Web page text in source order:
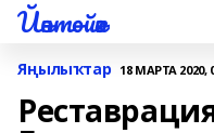
Йәнтөйәк
Яңылыҡтар 18 МАРТА 2020,